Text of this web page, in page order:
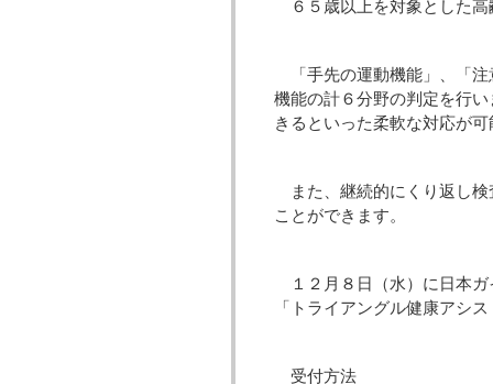
６５歳以上を対象とした
「手先の運動機能」、「
機能の計６分野の判定を行
きるといった柔軟な対応が
また、継続的にくり返し
ことができます。
１２月８日（水）に日本
「トライアングル健康アシ
受付方法